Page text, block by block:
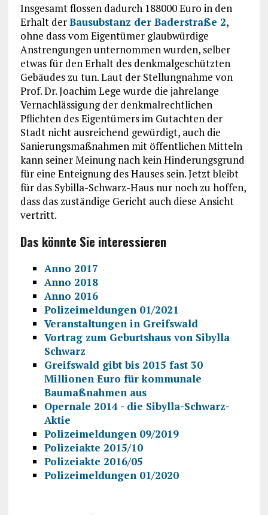
Insgesamt flossen dadurch 188000 Euro in den
Erhalt derBausubstanz der Baderstraße 2,
ohne dass vom Eigentümer glaubwürdige
Anstrengungen unternommen wurden, selber
etwas für den Erhalt des denkmalgeschützten
Gebäudes zu tun. Laut der Stellungnahme von
Prof. Dr. Joachim Lege wurde die jahrelange
Vernachlässigung der denkmalrechtlichen
Pflichten des Eigentümers im Gutachten der
Stadt nicht ausreichend gewürdigt, auch die
Sanierungsmaßnahmen mit öffentlichen Mitteln
kann seiner Meinung nach kein Hinderungsgrund
für eine Enteignung des Hauses sein. Jetzt bleibt
für das Sybilla-Schwarz-Haus nur noch zu hoffen,
dass das zuständige Gericht auch diese Ansicht
vertritt.
Das könnte Sie interessieren
Anno 2017
Anno 2018
Anno 2016
Polizeimeldungen 01/2021
Veranstaltungen in Greifswald
Vortrag zum Geburtshaus von Sibylla
Schwarz
Greifswald gibt bis 2015 fast 30
Millionen Euro für kommunale
Baumaßnahmen aus
Opernale 2014 - die Sibylla-Schwarz-
Aktie
Polizeimeldungen 09/2019
Polizeiakte 2015/10
Polizeiakte 2016/05
Polizeimeldungen 01/2020